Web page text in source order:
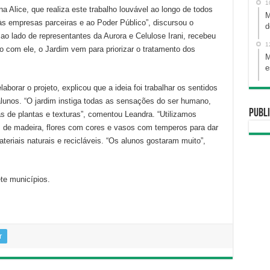
para
aumentar
ou
diminuir
Alice, que realiza este trabalho louvável ao longo de todos
empresas parceiras e ao Poder Público”, discursou o
lado de representantes da Aurora e Celulose Irani, recebeu
com ele, o Jardim vem para priorizar o tratamento dos
o projeto, explicou que a ideia foi trabalhar os sentidos
“O jardim instiga todas as sensações do ser humano,
plantas e texturas”, comentou Leandra. “Utilizamos
madeira, flores com cores e vasos com temperos para dar
naturais e recicláveis. “Os alunos gostaram muito”,
municípios.